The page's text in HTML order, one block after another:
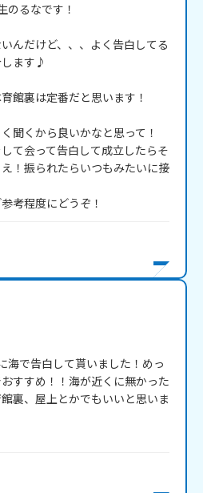
のるなです！
んだけど、、、よく告白してる
ます♪
館裏は定番だと思います！
聞くから良いかなと思って！
て会って告白して成立したらそ
！振られたらいつもみたいに接
海で告白して貰いました！めっ
すすめ！！海が近くに無かった
裏、屋上とかでもいいと思いま